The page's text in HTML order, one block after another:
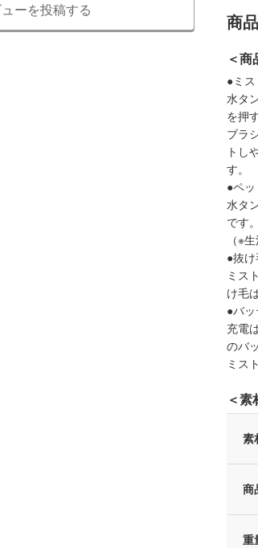
ーを投稿する
商
＜商
●ミ
水タ
を押
ブラ
トし
す。
●ペ
水タ
です。
（※
●抜
ミス
け毛
●バ
充電
のバ
ミス
＜素
素
商
重